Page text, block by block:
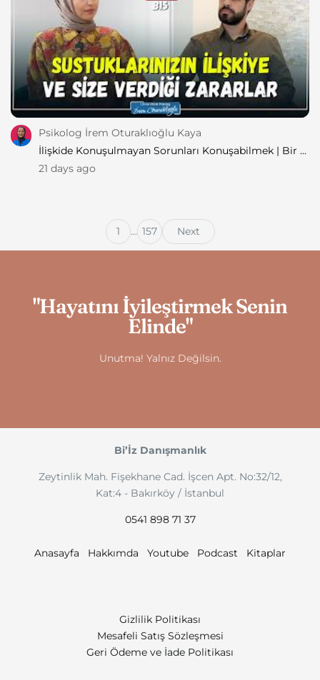
Psikolog İrem Oturaklıoğlu Kaya
İlişkide Konuşulmayan Sorunları Konuşabilmek | Bir ...
21 days ago
1 ... 157 Next
"Hayatını İyileştirmek Senin
Elinde"
Unutma! Yalnız Değilsin.
Bi’İz Danışmanlık
Zeytinlik Mah. Fişekhane Cad. İşcen Apt. No:32/12,
Kat:4 - Bakırköy / İstanbul
0541 898 71 37
Anasayfa Hakkımda Youtube Podcast Kitaplar
Gizlilik Politikası
Mesafeli Satış Sözleşmesi
Geri Ödeme ve İade Politikası